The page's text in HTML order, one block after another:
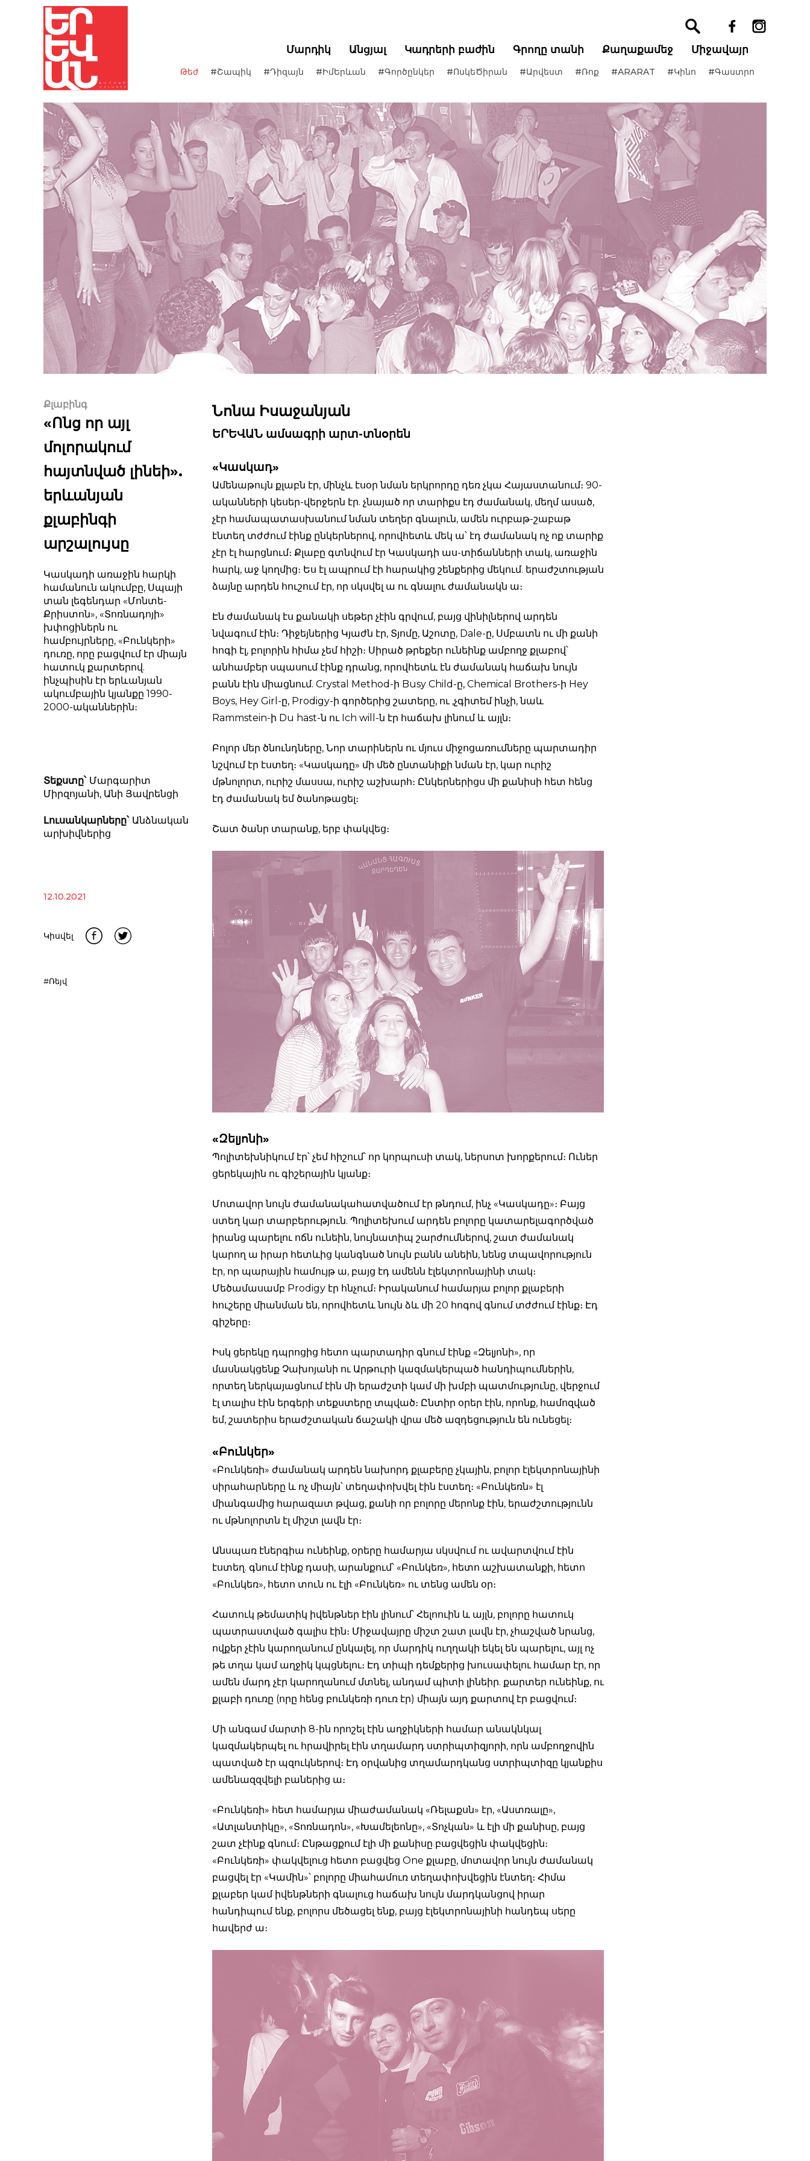
Մարդիկ Անցյալ Կադրերի բաժին Գրողը տանի Քաղաքամեջ Միջավայր
Թեժ #Շապիկ #Դիզայն #ԻմԵրևան #Գործընկեր #ՈսկեԾիրան #Արվեստ #Ռոք #ARARAT #Կինո #Գաստրո
Քլաբինգ
«Ոնց որ այլ
մոլորակում
հայտնված լինեի».
երևանյան
քլաբինգի
արշալույսը
Կասկադի առաջին հարկի
համանուն ակումբը, Սպայի
տան լեգենդար «Մոնտե-
Քրիստոն», «Տոռնադոյի»
խփոցիներն ու
համբույրները, «Բունկերի»
դուռը, որը բացվում էր միայն
հատուկ քարտերով.
ինչպիսին էր երևանյան
ակումբային կյանքը 1990-
2000-ականներին։
Տեքստը՝ Մարգարիտ
Միրզոյանի, Անի Յավրենցի
Լուսանկարները՝ Անձնական
արխիվներից
12.10.2021
Կիսվել
#Ռեյվ
Նոնա Իսաջանյան
ԵՐԵՎԱՆ ամսագրի արտ-տնօրեն
«Կասկադ»
Ամենաթույն քլաբն էր, մինչև էսօր նման երկրորդը դեռ չկա Հայաստանում։ 90-
ականների կեսեր-վերջերն էր. չնայած որ տարիքս էդ ժամանակ, մեղմ ասած,
չէր համապատասխանում նման տեղեր գնալուն, ամեն ուրբաթ-շաբաթ
էնտեղ տժժում էինք ընկերներով, որովհետև մեկ ա՝ էդ ժամանակ ոչ ոք տարիք
չէր էլ հարցնում։ Քլաբը գտնվում էր Կասկադի աս-տիճանների տակ, առաջին
հարկ, աջ կողմից։ Ես էլ ապրում էի հարակից շենքերից մեկում. երաժշտության
ձայնը արդեն հուշում էր, որ սկսվել ա ու գնալու ժամանակն ա։
Էն ժամանակ էս քանակի սեթեր չէին գրվում, բայց վինիլներով արդեն
նվագում էին։ Դիջեյներից Կյաժն էր, Տյոմը, Աշոտը, Dale-ը, Սմբատն ու մի քանի
հոգի էլ, բոլորին հիմա չեմ հիշի։ Սիրած թրեքեր ունեինք ամբողջ քլաբով՝
անհամբեր սպասում էինք դրանց, որովհետև էն ժամանակ հաճախ նույն
բանն էին միացնում. Crystal Method-ի Busy Child-ը, Chemical Brothers-ի Hey
Boys, Hey Girl-ը, Prodigy-ի գործերից շատերը, ու ,չգիտեմ ինչի, նաև
Rammstein-ի Du hast-ն ու Ich will-ն էր հաճախ լինում և այլն։
Բոլոր մեր ծնունդները, Նոր տարիներն ու մյուս միջոցառումները պարտադիր
նշվում էր էստեղ։ «Կասկադը» մի մեծ ընտանիքի նման էր, կար ուրիշ
մթնոլորտ, ուրիշ մասսա, ուրիշ աշխարհ։ Ընկերներիցս մի քանիսի հետ հենց
էդ ժամանակ եմ ծանոթացել։
Շատ ծանր տարանք, երբ փակվեց։
«Զելյոնի»
Պոլիտեխնիկում էր՝ չեմ հիշում՝ որ կորպուսի տակ, ներսոտ խորքերում։ Ուներ
ցերեկային ու գիշերային կյանք։
Մոտավոր նույն ժամանակահատվածում էր թնդում, ինչ «Կասկադը»։ Բայց
ստեղ կար տարբերություն. Պոլիտեխում արդեն բոլորը կատարելագործված
իրանց պարելու ոճն ունեին, նույնատիպ շարժումներով, շատ ժամանակ
կարող ա իրար հետևից կանգնած նույն բանն անեին, նենց տպավորություն
էր, որ պարային համույթ ա, բայց էդ ամենն էլեկտրոնայինի տակ։
Մեծամասամբ Prodigy էր հնչում։ Իրականում համարյա բոլոր քլաբերի
հուշերը միանման են, որովհետև նույն ձև մի 20 հոգով գնում տժժում էինք։ Էդ
գիշերը։
Իսկ ցերեկը դպրոցից հետո պարտադիր գնում էինք «Զելյոնի», որ
մասնակցենք Չախոյանի ու Արթուրի կազմակերպած հանդիպումներին,
որտեղ ներկայացնում էին մի երաժշտի կամ մի խմբի պատմությունը, վերջում
էլ տալիս էին երգերի տեքստերը տպված։ Ընտիր օրեր էին, որոնք, համոզված
եմ, շատերիս երաժշտական ճաշակի վրա մեծ ազդեցություն են ունեցել։
«Բունկեր»
«Բունկեռի» ժամանակ արդեն նախորդ քլաբերը չկային, բոլոր էլեկտրոնայինի
սիրահարները և ոչ միայն՝ տեղափոխվել էին էստեղ։ «Բունկեռն» էլ
միանգամից հարազատ թվաց, քանի որ բոլորը մերոնք էին, երաժշտությունն
ու մթնոլորտն էլ միշտ լավն էր։
Անսպառ էներգիա ունեինք, օրերը համարյա սկսվում ու ավարտվում էին
էստեղ. գնում էինք դասի, արանքում՝ «Բունկեռ», հետո աշխատանքի, հետո
«Բունկեռ», հետո տուն ու էլի «Բունկեռ» ու տենց ամեն օր։
Հատուկ թեմատիկ իվենթներ էին լինում՝ Հելոուին և այլն, բոլորը հատուկ
պատրաստված գալիս էին։ Միջավայրը միշտ շատ լավն էր, չհաշված նրանց,
ովքեր չէին կարողանում ընկալել, որ մարդիկ ուղղակի եկել են պարելու, այլ ոչ
թե տղա կամ աղջիկ կպցնելու։ Էդ տիպի դեմքերից խուսափելու համար էր, որ
ամեն մարդ չէր կարողանում մտնել, անդամ պիտի լինեիր. քարտեր ունեինք, ու
քլաբի դուռը (որը հենց բունկեռի դուռ էր) միայն այդ քարտով էր բացվում։
Մի անգամ մարտի 8-ին որոշել էին աղջիկների համար անակնկալ
կազմակերպել ու հրավիրել էին տղամարդ ստրիպտիզյորի, որն ամբողջովին
պատված էր պզուկներով։ Էդ օրվանից տղամարդկանց ստրիպտիզը կյանքիս
ամենազզվելի բաներից ա։
«Բունկեռի» հետ համարյա միաժամանակ «Ռելաքսն» էր, «Աստռալը»,
«Ատլանտիկը», «Տոռնադոն», «Խամելեոնը», «Տոչկան» և էլի մի քանիսը, բայց
շատ չէինք գնում։ Ընթացքում էլի մի քանիսը բացվեցին փակվեցին։
«Բունկեռի» փակվելուց հետո բացվեց One քլաբը, մոտավոր նույն ժամանակ
բացվել էր «Կամին»՝ բոլորը միահամուռ տեղափոխվեցին էնտեղ։ Հիմա
քլաբեր կամ իվենթների գնալուց հաճախ նույն մարդկանցով իրար
հանդիպում ենք, բոլորս մեծացել ենք, բայց էլեկտրոնայինի հանդեպ սերը
հավերժ ա։